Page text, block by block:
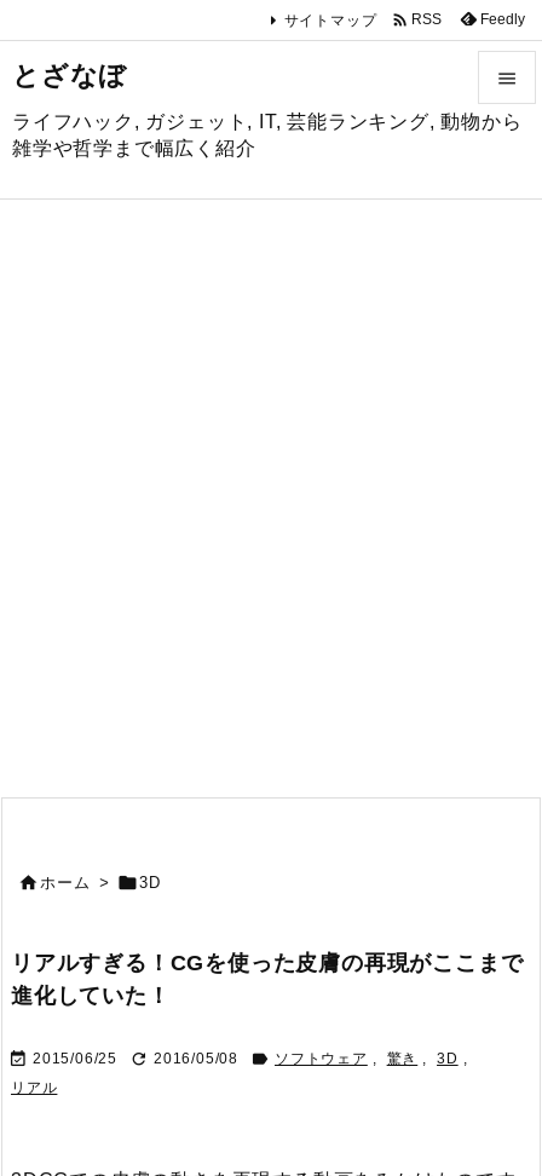
とざなぼ
ライフハック, ガジェット, IT, 芸能ランキング, 動物から
雑学や哲学まで幅広く紹介



サイトマップ  RSS Feedly
ホーム > 3D
リアルすぎる！CGを使った皮膚の再現がここまで
進化していた！
 2015/06/25  2016/05/08  ソフトウェア , 驚き , 3D ,
リアル